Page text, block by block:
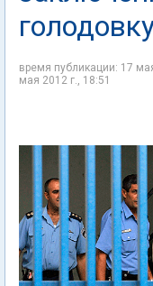
время публикации: 17
мая 2012 г., 18:51